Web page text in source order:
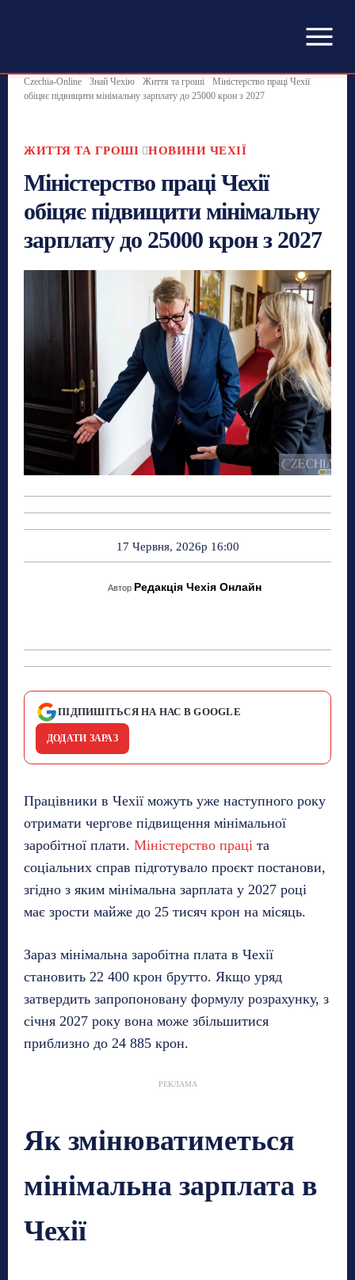
Czechia-Online Знай Чехію Життя та гроші
Міністерство праці Чехії
обіцяє підвищити мінімальну зарплату до 25000 крон з 2027
ЖИТТЯ ТА ГРОШІ НОВИНИ ЧЕХІЇ
Міністерство праці Чехії
обіцяє підвищити мінімальну
зарплату до 25000 крон з 2027
17 Червня, 2026р 16:00
Автор Редакція Чехія Онлайн
ПІДПИШІТЬСЯ НА НАС В GOOGLE
ДОДАТИ ЗАРАЗ
Працівники в Чехії можуть уже наступного року
отримати чергове підвищення мінімальної
заробітної плати. Міністерство праці та
соціальних справ підготувало проєкт постанови,
згідно з яким мінімальна зарплата у 2027 році
має зрости майже до 25 тисяч крон на місяць.
Зараз мінімальна заробітна плата в Чехії
становить 22 400 крон брутто. Якщо уряд
затвердить запропоновану формулу розрахунку, з
січня 2027 року вона може збільшитися
приблизно до 24 885 крон.
РЕКЛАМА
Як змінюватиметься
мінімальна зарплата в
Чехії